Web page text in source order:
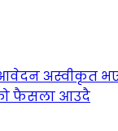
आवेदन अस्वीकृत
फैसला आउदै